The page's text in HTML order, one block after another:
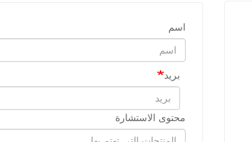
اسم
بريد
محتوى الاستشارة